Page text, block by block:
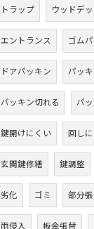
トラップ ウッドデ
エントランス ゴム
ドアパッキン パッ
パッキン切れる パ
鍵開けにくい 回し
玄関鍵修繕 鍵調整
劣化 ゴミ 部分
雨侵入 板金張替